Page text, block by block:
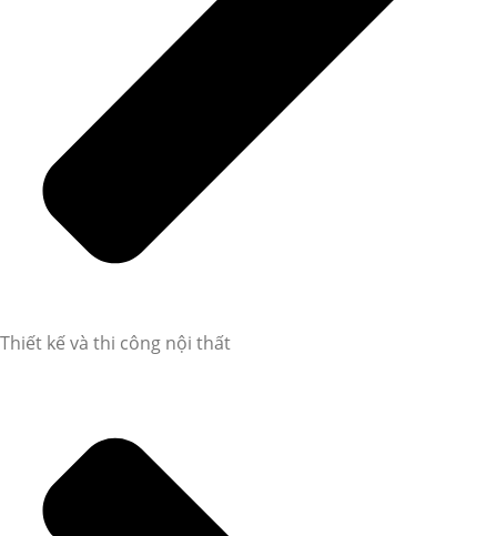
Thiết kế và thi công nội thất